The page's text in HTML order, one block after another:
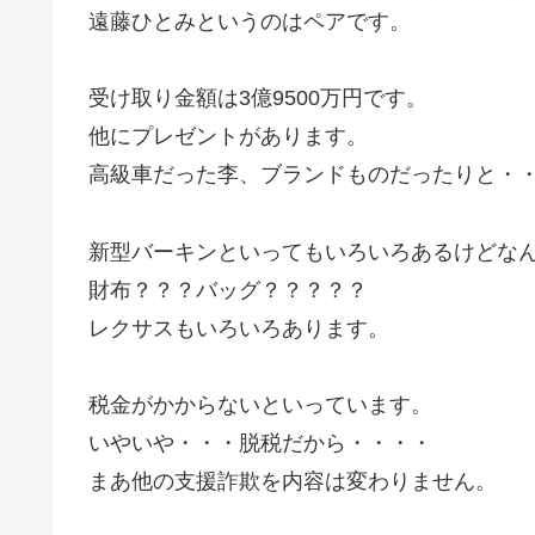
遠藤ひとみというのはペアです。
受け取り金額は3億9500万円です。
他にプレゼントがあります。
高級車だった李、ブランドものだったりと・
新型バーキンといってもいろいろあるけどな
財布？？？バッグ？？？？？
レクサスもいろいろあります。
税金がかからないといっています。
いやいや・・・脱税だから・・・・
まあ他の支援詐欺を内容は変わりません。